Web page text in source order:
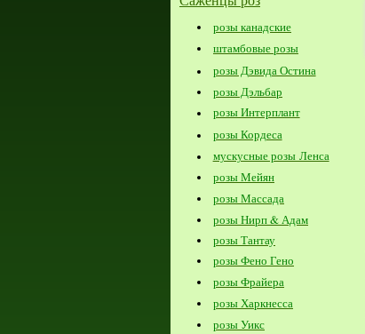
розы канадские
штамбовые розы
розы Дэвида Остина
розы Дэльбар
розы Интерплант
розы Кордеса
мускусные розы Ленса
розы Мейян
розы Массада
розы Нирп & Адам
розы Тантау
розы Фено Гено
розы Фрайера
розы Харкнесса
розы Уикс